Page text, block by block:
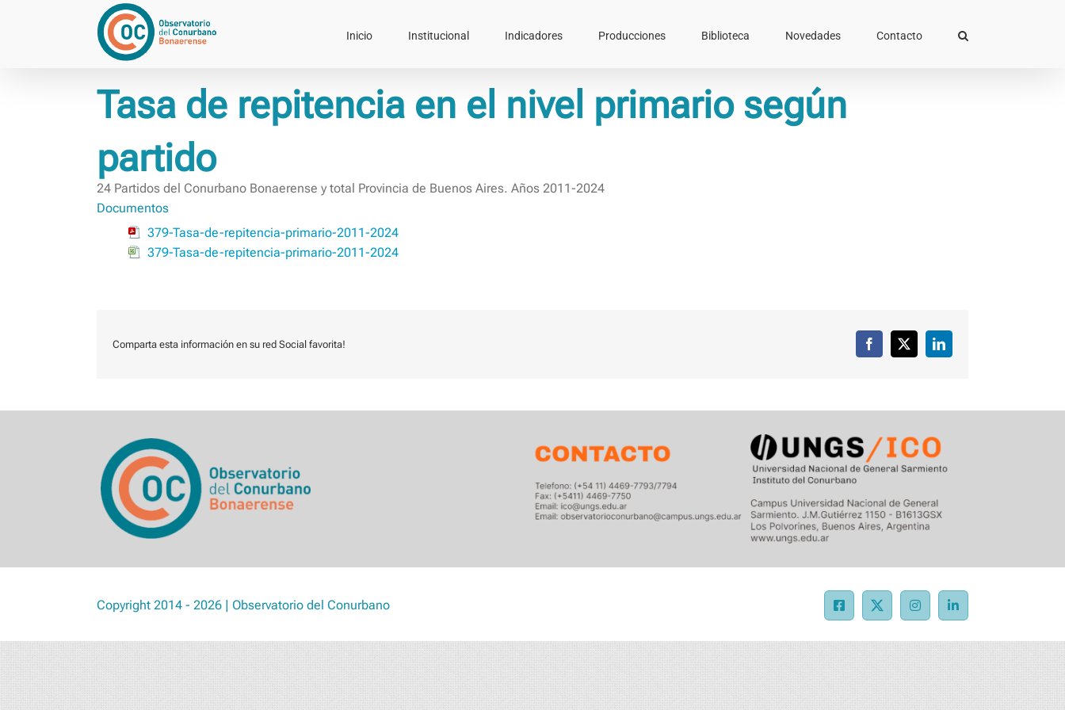
Inicio Institucional Indicadores Producciones Biblioteca Novedades Contacto
Tasa de repitencia en el nivel primario según
partido
24 Partidos del Conurbano Bonaerense y total Provincia de Buenos Aires. Años 2011-2024
Documentos
379-Tasa-de-repitencia-primario-2011-2024
379-Tasa-de-repitencia-primario-2011-2024
Comparta esta información en su red Social favorita! Facebook
X LinkedIn
Copyright 2014 - 2026 | Observatorio del Conurbano Facebook
X InstagramLinkedIn